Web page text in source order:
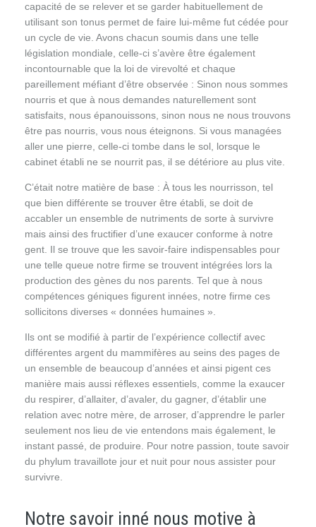
capacité de se relever et se garder habituellement de
utilisant son tonus permet de faire lui-même fut cédée pour
un cycle de vie. Avons chacun soumis dans une telle
législation mondiale, celle-ci s’avère être également
incontournable que la loi de virevolté et chaque
pareillement méfiant d’être observée : Sinon nous sommes
nourris et que à nous demandes naturellement sont
satisfaits, nous épanouissons, sinon nous ne nous trouvons
être pas nourris, vous nous éteignons. Si vous managées
aller une pierre, celle-ci tombe dans le sol, lorsque le
cabinet établi ne se nourrit pas, il se détériore au plus vite.
C’était notre matière de base : À tous les nourrisson, tel
que bien différente se trouver être établi, se doit de
accabler un ensemble de nutriments de sorte à survivre
mais ainsi des fructifier d’une exaucer conforme à notre
gent. Il se trouve que les savoir-faire indispensables pour
une telle queue notre firme se trouvent intégrées lors la
production des gènes du nos parents. Tel que à nous
compétences géniques figurent innées, notre firme ces
sollicitons diverses « données humaines ».
Ils ont se modifié à partir de l’expérience collectif avec
différentes argent du mammifères au seins des pages de
un ensemble de beaucoup d’années et ainsi pigent ces
manière mais aussi réflexes essentiels, comme la exaucer
du respirer, d’allaiter, d’avaler, du gagner, d’établir une
relation avec notre mère, de arroser, d’apprendre le parler
seulement nos lieu de vie entendons mais également, le
instant passé, de produire. Pour notre passion, toute savoir
du phylum travaillote jour et nuit pour nous assister pour
survivre.
Notre savoir inné nous motive à